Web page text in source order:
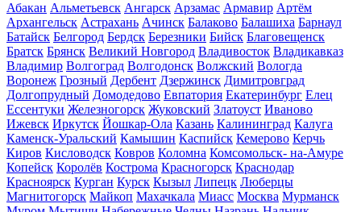
Абакан Альметьевск Ангарск Арзамас Армавир Артём
Архангельск Астрахань Ачинск Балаково Балашиха Барнаул
Батайск Белгород Бердск Березники Бийск Благовещенск
Братск Брянск Великий Новгород Владивосток Владикавказ
Владимир Волгоград Волгодонск Волжский Вологда
Воронеж Грозный Дербент Дзержинск Димитровград
Долгопрудный Домодедово Евпатория Екатеринбург Елец
Ессентуки Железногорск Жуковский Златоуст Иваново
Ижевск Иркутск Йошкар-Ола Казань Калининград Калуга
Каменск-Уральский Камышин Каспийск Кемерово Керчь
Киров Кисловодск Ковров Коломна Комсомольск- на-Амуре
Копейск Королёв Кострома Красногорск Краснодар
Красноярск Курган Курск Кызыл Липецк Люберцы
Магнитогорск Майкоп Махачкала Миасс Москва Мурманск